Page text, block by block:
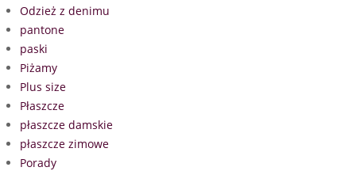
Odzież z denimu
pantone
paski
Piżamy
Plus size
Płaszcze
płaszcze damskie
płaszcze zimowe
Porady